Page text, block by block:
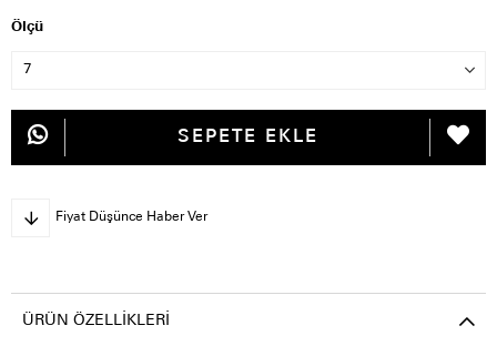
Ölçü
Fiyat Düşünce Haber Ver
ÜRÜN ÖZELLIKLERI